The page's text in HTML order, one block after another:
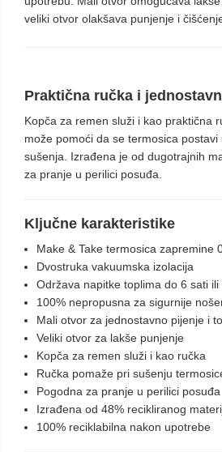
veliki otvor olakšava punjenje i
Praktična ručka i
Kopča za remen služi i kao praktična
može pomoći da se termosica
sušenja. Izrađena je od dugotrajnih
za pranje u perilici posuđa.
Ključne karakteristike
Make & Take termosica zapremine
Dvostruka vakuumska izolacija
Održava napitke toplima do 6 sati
100% nepropusna za sigurnije
Mali otvor za jednostavno pijenje i
Veliki otvor za lakše punjenje
Kopča za remen služi i kao ručka
Ručka pomaže pri sušenju
Pogodna za pranje u perilici posuđa
Izrađena od 48% recikliranog
100% reciklabilna nakon upotrebe